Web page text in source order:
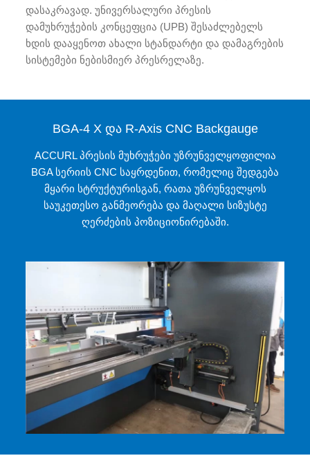
დასაკრავად. უნივერსალური პრესის
დამუხრუჭების კონცეფცია (UPB) შესაძლებელს
ხდის დააყენოთ ახალი სტანდარტი და დამაგრების
სისტემები ნებისმიერ პრესრელაზე.
BGA-4 X და R-Axis CNC Backgauge
ACCURL პრესის მუხრუჭები უზრუნველყოფილია
BGA სერიის CNC საყრდენით, რომელიც შედგება
მყარი სტრუქტურისგან, რათა უზრუნველყოს
საუკეთესო განმეორება და მაღალი სიზუსტე
ღერძების პოზიციონირებაში.